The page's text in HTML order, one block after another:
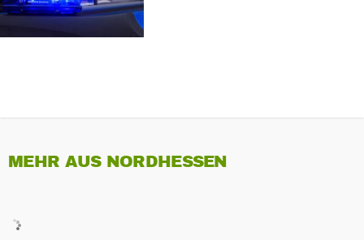
MEHR AUS NORDHESSEN